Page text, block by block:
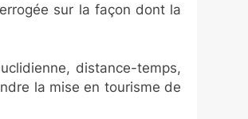
sur la façon dont la
distance-temps,
la mise en tourisme de